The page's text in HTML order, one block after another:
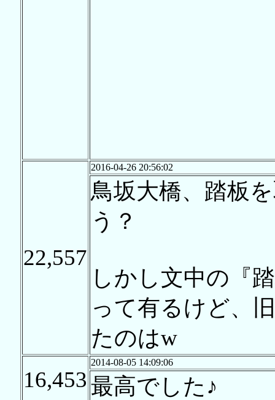
22,557
2016-04-26 20:56:02
鳥坂大橋、踏板
う？
しかし文中の『
って有るけど、
たのはw
16,453
2014-08-05 14:09:06
最高でした♪